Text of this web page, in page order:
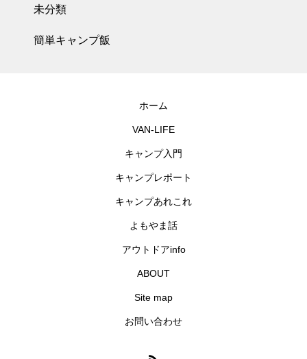
未分類
簡単キャンプ飯
ホーム
VAN-LIFE
キャンプ入門
キャンプレポート
キャンプあれこれ
よもやま話
アウトドアinfo
ABOUT
Site map
お問い合わせ